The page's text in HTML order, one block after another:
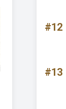
#12
#13